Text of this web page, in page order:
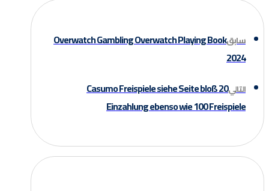
سابقOverwatch Gambling Overwatch Playing Book
2024
التالي
20 Casumo Freispiele siehe Seite bloß
Einzahlung ebenso wie 100 Freispiele